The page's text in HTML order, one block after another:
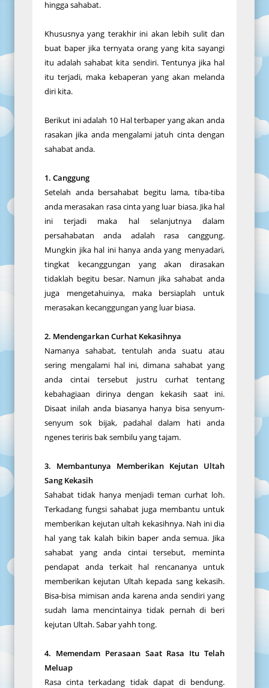
hingga sahabat.
Khususnya yang terakhir ini akan lebih sulit dan
buat baper jika ternyata orang yang kita sayangi
itu adalah sahabat kita sendiri. Tentunya jika hal
itu terjadi, maka kebaperan yang akan melanda
diri kita.
Berikut ini adalah 10 Hal terbaper yang akan anda
rasakan jika anda mengalami jatuh cinta dengan
sahabat anda.
1. Canggung
Setelah anda bersahabat begitu lama, tiba-tiba
anda merasakan rasa cinta yang luar biasa. Jika hal
ini terjadi maka hal selanjutnya dalam
persahabatan anda adalah rasa canggung.
Mungkin jika hal ini hanya anda yang menyadari,
tingkat kecanggungan yang akan dirasakan
tidaklah begitu besar. Namun jika sahabat anda
juga mengetahuinya, maka bersiaplah untuk
merasakan kecanggungan yang luar biasa.
2. Mendengarkan Curhat Kekasihnya
Namanya sahabat, tentulah anda suatu atau
sering mengalami hal ini, dimana sahabat yang
anda cintai tersebut justru curhat tentang
kebahagiaan dirinya dengan kekasih saat ini.
Disaat inilah anda biasanya hanya bisa senyum-
senyum sok bijak, padahal dalam hati anda
ngenes teriris bak sembilu yang tajam.
3. Membantunya Memberikan Kejutan Ultah
Sang Kekasih
Sahabat tidak hanya menjadi teman curhat loh.
Terkadang fungsi sahabat juga membantu untuk
memberikan kejutan ultah kekasihnya. Nah ini dia
hal yang tak kalah bikin baper anda semua. Jika
sahabat yang anda cintai tersebut, meminta
pendapat anda terkait hal rencananya untuk
memberikan kejutan Ultah kepada sang kekasih.
Bisa-bisa mimisan anda karena anda sendiri yang
sudah lama mencintainya tidak pernah di beri
kejutan Ultah. Sabar yahh tong.
4. Memendam Perasaan Saat Rasa Itu Telah
Meluap
Rasa cinta terkadang tidak dapat di bendung.